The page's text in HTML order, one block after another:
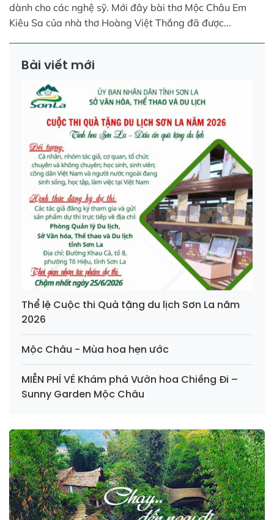
dành cho các nghệ sỹ. Mới đây bài thơ Mộc Châu Em
Kiêu Sa của nhà thơ Hoàng Việt Thắng đã được...
Bài viết mới
Thể lệ Cuộc thi Quà tặng du lịch Sơn La năm
2026
Mộc Châu - Mùa hoa hẹn ước
MIỄN PHÍ VÉ Khám phá Vườn hoa Chiềng Đi –
Sunny Garden Mộc Châu